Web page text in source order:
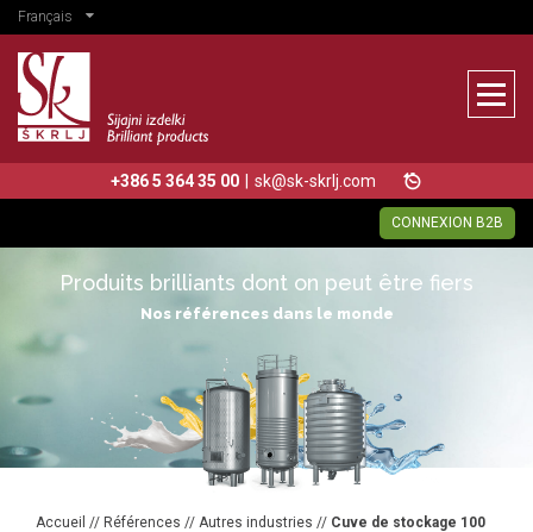
Français
+386 5 364 35 00 | sk@sk-skrlj.com
CONNEXION B2B
Produits brilliants dont on peut être fiers
Nos références dans le monde
Accueil // Références // Autres industries // Cuve de stockage 100